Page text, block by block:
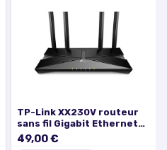
TP-Link XX230V routeur
sans fil Gigabit Ethernet
Bi-bande (2,4 GHz / 5 GHz)
Noir
49,00 €